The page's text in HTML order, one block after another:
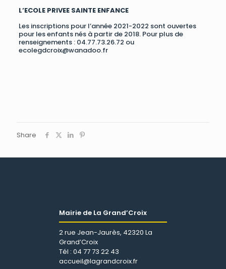
L’ECOLE PRIVEE SAINTE ENFANCE
Les inscriptions pour l’année 2021-2022 sont ouvertes
pour les enfants nés à partir de 2018. Pour plus de
renseignements : 04.77.73.26.72 ou
ecolegdcroix@wanadoo.fr
Share
Mairie de La Grand’Croix
2 rue Jean-Jaurès, 42320 La
Grand’Croix
Tél : 04 77 73 22 43
accueil@lagrandcroix.fr